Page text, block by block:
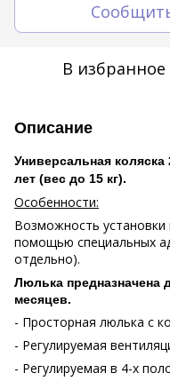
В избранное
Описание
Универсальная
лет (вес до 15 кг).
Особенности:
Возможность установки
помощью специальных
отдельно).
Люлька предназначена
месяцев.
- Просторная люлька с
- Регулируемая
- Регулируемая в 4-х